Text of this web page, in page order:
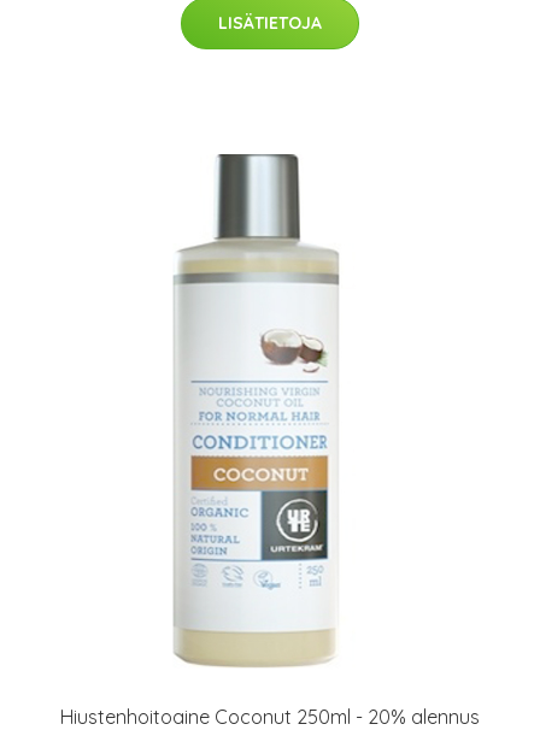
LISÄTIETOJA
Hiustenhoitoaine Coconut 250ml - 20% alennus